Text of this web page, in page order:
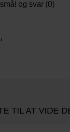
og svar (0)
TIL AT VIDE